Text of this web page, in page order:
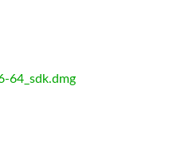
64_sdk.dmg